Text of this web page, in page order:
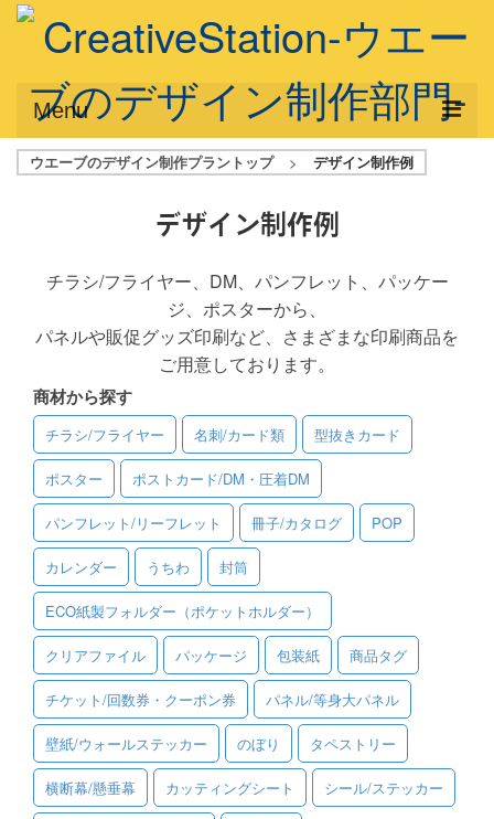
Menu
サービス概要
デザインプラン
フルデザイン
データ修正
写真からイラスト作成
デザイン制作例
ご利用料金
ご利用ガイド
ご利用の流れ
ご注文方法について
キャンセルについて
FAQ（よくあるご質問）
資料をダウンロード
ご利用規約
ウエーブのデザイン制作プラントップ > デザイン制作例
デザイン制作例
チラシ/フライヤー、DM、パンフレット、パッケー
ジ、ポスターから、
パネルや販促グッズ印刷など、さまざまな印刷商品を
ご用意しております。
商材から探す
チラシ/フライヤー 名刺/カード類 型抜きカード
ポスター ポストカード/DM・圧着DM
パンフレット/リーフレット 冊子/カタログ POP
カレンダー うちわ 封筒
ECO紙製フォルダー（ポケットホルダー）
クリアファイル パッケージ 包装紙 商品タグ
チケット/回数券・クーポン券 パネル/等身大パネル
壁紙/ウォールステッカー のぼり タペストリー
横断幕/懸垂幕 カッティングシート シール/ステッカー